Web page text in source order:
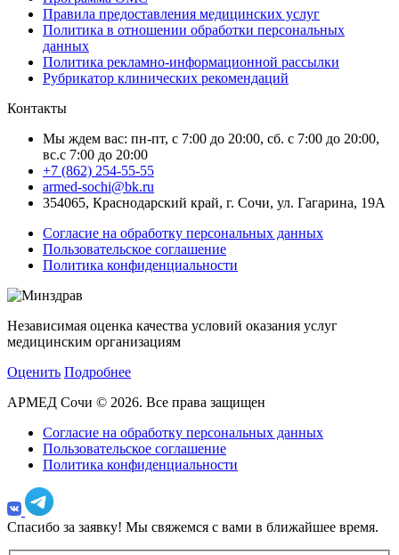
Правила предоставления медицинских услуг
Политика в отношении обработки персональных
данных
Политика рекламно-информационной рассылки
Рубрикатор клинических рекомендаций
Контакты
Мы ждем вас: пн-пт, с 7:00 до 20:00, сб. с 7:00 до 20:00,
вс.с 7:00 до 20:00
+7 (862) 254-55-55
armed-sochi@bk.ru
354065, Краснодарский край, г. Сочи, ул. Гагарина, 19А
Согласие на обработку персональных данных
Пользовательское соглашение
Политика конфиденциальности
Независимая оценка качества условий оказания услуг
медицинским организациям
Оценить Подробнее
АРМЕД Сочи © 2026. Все права защищен
Согласие на обработку персональных данных
Пользовательское соглашение
Политика конфиденциальности
Спасибо за заявку! Мы свяжемся с вами в ближайшее время.